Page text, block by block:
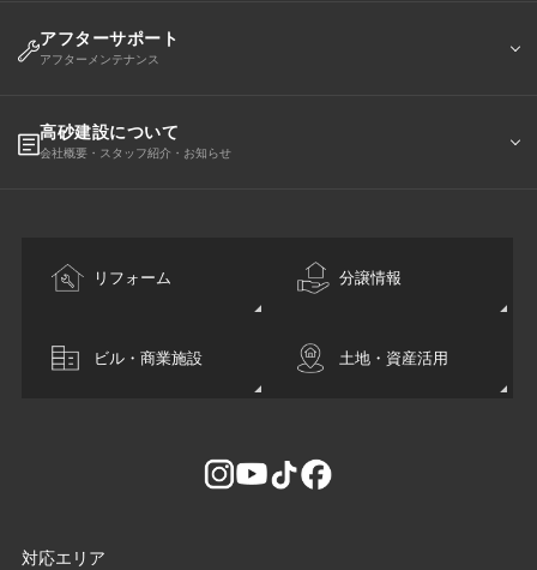
アフターサポート
アフターメンテナンス
高砂建設について
会社概要・スタッフ紹介・お知らせ
リフォーム 分譲情報
ビル・商業施設 土地・資産活用
対応エリア